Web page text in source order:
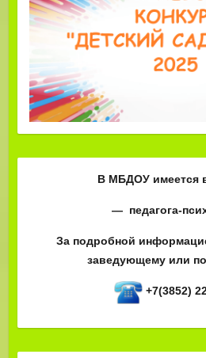
В МБДОУ имеется
— педагога-
За подробной
заведующему или
+7(3852)